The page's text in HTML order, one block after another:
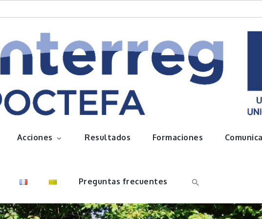
Acciones Resultados Formaciones
Preguntas frecuentes